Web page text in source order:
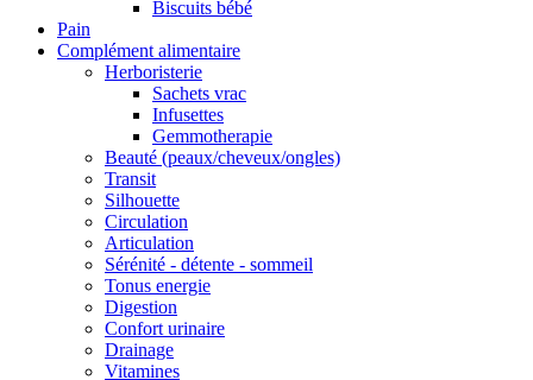
Biscuits bébé
Pain
Complément alimentaire
Herboristerie
Sachets vrac
Infusettes
Gemmotherapie
Beauté (peaux/cheveux/ongles)
Transit
Silhouette
Circulation
Articulation
Sérénité - détente - sommeil
Tonus energie
Digestion
Confort urinaire
Drainage
Vitamines